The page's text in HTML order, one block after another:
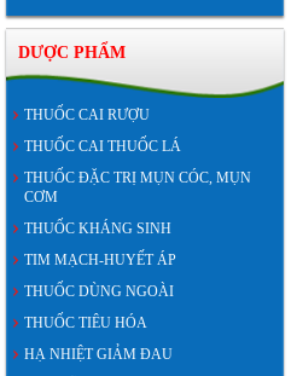
DƯỢC PHẨM
THUỐC CAI RƯỢU
THUỐC CAI THUỐC LÁ
THUỐC ĐẶC TRỊ MỤN CÓC, MỤN
CƠM
THUỐC KHÁNG SINH
TIM MẠCH-HUYẾT ÁP
THUỐC DÙNG NGOÀI
THUỐC TIÊU HÓA
HẠ NHIỆT GIẢM ĐAU